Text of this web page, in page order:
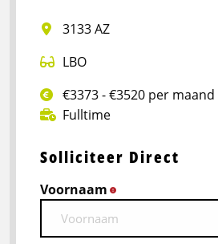
3133 AZ
LBO
€3373 - €3520 per maand
Fulltime
Solliciteer Direct
Voornaam